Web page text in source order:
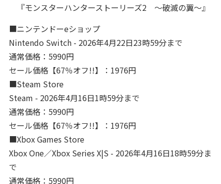
『モンスターハンターストーリーズ2 ～破滅の翼～』
■ニンテンドーeショップ
Nintendo Switch - 2026年4月22日23時59分まで
通常価格：5990円
セール価格【67％オフ!!】：1976円
■Steam Store
Steam - 2026年4月16日1時59分まで
通常価格：5990円
セール価格【67％オフ!!】：1976円
■Xbox Games Store
Xbox One／Xbox Series X|S - 2026年4月16日18時59分ま
で
通常価格：5990円